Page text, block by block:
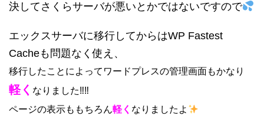
決してさくらサーバが悪いとかではないですので
エックスサーバに移行してからはWP Fastest
Cacheも問題なく使え、
移行したことによってワードプレスの管理画面もかなり
軽く なりました‼‼
ページの表示ももちろん軽く なりましたよ